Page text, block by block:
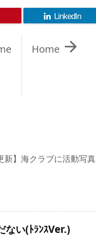
LinkedIn

Home
】海クラブに活動写
ない(ﾄﾗﾝｽVer.)